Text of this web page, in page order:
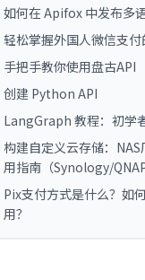
如何在 Apifox 中发布多
轻松掌握外国人微信支
手把手教你使用盘古API
创建 Python API
LangGraph 教程：初学
构建自定义云存储：NAS
用指南（Synology/QNAP
Pix支付方式是什么？如
用？